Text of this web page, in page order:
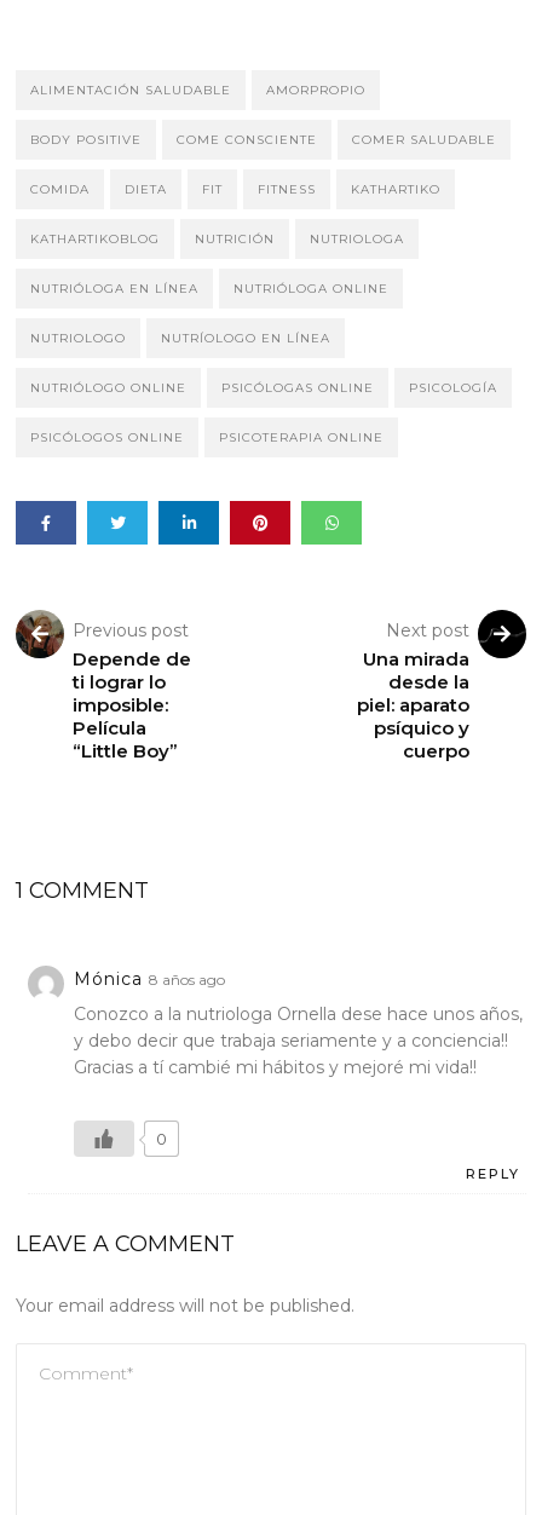
ALIMENTACIÓN SALUDABLE AMORPROPIO
BODY POSITIVE COME CONSCIENTE COMER SALUDABLE
COMIDA DIETA FIT FITNESS KATHARTIKO
KATHARTIKOBLOG NUTRICIÓN NUTRIOLOGA
NUTRIÓLOGA EN LÍNEA NUTRIÓLOGA ONLINE
NUTRIOLOGO NUTRÍOLOGO EN LÍNEA
NUTRIÓLOGO ONLINE PSICÓLOGAS ONLINE PSICOLOGÍA
PSICÓLOGOS ONLINE PSICOTERAPIA ONLINE
Previous post
Depende de
ti lograr lo
imposible:
Película
“Little Boy”
Next post
Una mirada
desde la
piel: aparato
psíquico y
cuerpo
1 COMMENT
Mónica8 años ago
REPLY
Conozco a la nutriologa Ornella dese hace unos años,
y debo decir que trabaja seriamente y a conciencia!!
Gracias a tí cambié mi hábitos y mejoré mi vida!!
0
LEAVE A COMMENT
Your email address will not be published.